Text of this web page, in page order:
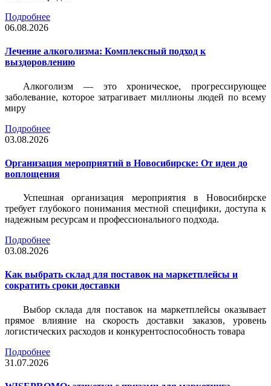
Подробнее
06.08.2026
Лечение алкоголизма: Комплексный подход к
выздоровлению
Алкоголизм — это хроническое, прогрессирующее
заболевание, которое затрагивает миллионы людей по всему
миру
Подробнее
03.08.2026
Организация мероприятий в Новосибирске: От идеи до
воплощения
Успешная организация мероприятия в Новосибирске
требует глубокого понимания местной специфики, доступа к
надежным ресурсам и профессионального подхода.
Подробнее
03.08.2026
Как выбрать склад для поставок на маркетплейсы и
сократить сроки доставки
Выбор склада для поставок на маркетплейсы оказывает
прямое влияние на скорость доставки заказов, уровень
логистических расходов и конкурентоспособность товара
Подробнее
31.07.2026